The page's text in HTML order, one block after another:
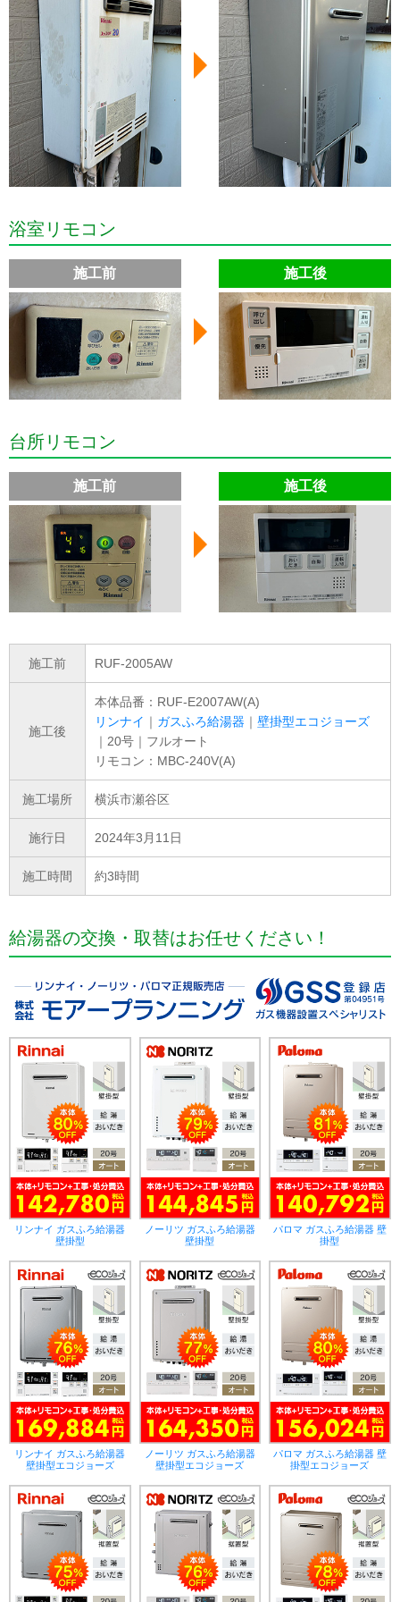
浴室リモコン
施工前 施工後
台所リモコン
施工前 施工後
施工前 RUF-2005AW
施工後
本体品番：RUF-E2007AW(A)
リンナイ ｜ ガスふろ給湯器 ｜ 壁掛型エコジョーズ
｜20号｜フルオート
リモコン：MBC-240V(A)
施工場所 横浜市瀬谷区
施行日 2024年3月11日
施工時間 約3時間
給湯器の交換・取替はお任せください！
リンナイ ガスふろ給湯器
壁掛型
ノーリツ ガスふろ給湯器
壁掛型
パロマ ガスふろ給湯器 壁
掛型
リンナイ ガスふろ給湯器
壁掛型エコジョーズ
ノーリツ ガスふろ給湯器
壁掛型エコジョーズ
パロマ ガスふろ給湯器 壁
掛型エコジョーズ